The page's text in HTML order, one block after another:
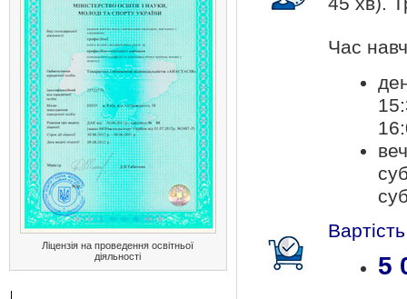
Ліцензія на проведення освітньої
діяльності
Час
5